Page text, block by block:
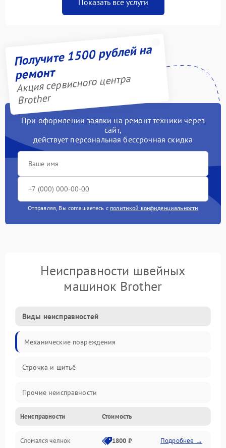
Получите 1500 рублей на
ремонт
Акция сервисного центра
Brother
При оформлении заявки на ремонт техники через
сайт,
действует персональная бессрочная скидка
Отправляя, Вы соглашаетесь с политикой конфиденциальности
Неисправности швейных
машинок Brother
Виды неисправностей
Механические повреждения
Строчка и шитьё
Прочие неисправности
Электроника
Управление и электроника
Неисправности Стоимость
Сломался челнок 1800 ₽ Подробнее →